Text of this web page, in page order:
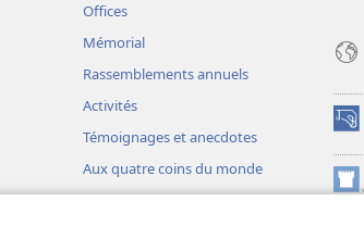
Offices
Mémorial
Rassemblements annuels
Activités
Témoignages et anecdotes
Aux quatre coins du monde
une